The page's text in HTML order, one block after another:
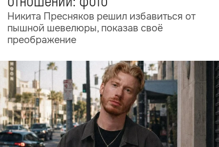
Никита Пресняков решил избавиться от
пышной шевелюры, показав своё
преображение